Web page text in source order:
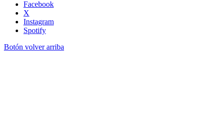
Facebook
X
Instagram
Spotify
Botón volver arriba